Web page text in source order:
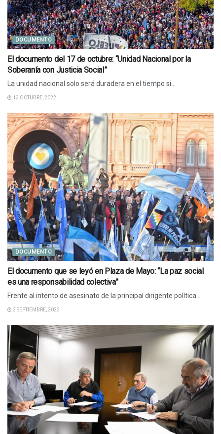
DOCUMENTO
El documento del 17 de octubre: “Unidad Nacional por la
Soberanía con Justicia Social”
La unidad nacional solo será duradera en el tiempo si...
13 OCTUBRE, 2022
DOCUMENTO
El documento que se leyó en Plaza de Mayo: “La paz social
es una responsabilidad colectiva”
Frente al intento de asesinato de la principal dirigente política...
2 SEPTIEMBRE, 2022